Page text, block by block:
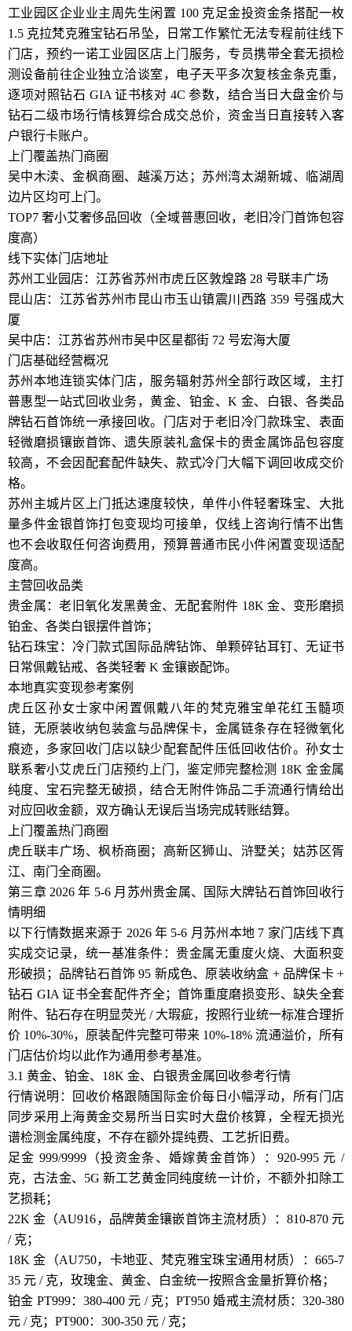
工业园区企业业主周先生闲置 100 克足金投资金条搭配一枚
1.5 克拉梵克雅宝钻石吊坠，日常工作繁忙无法专程前往线下
门店，预约一诺工业园区店上门服务，专员携带全套无损检
测设备前往企业独立洽谈室，电子天平多次复核金条克重，
逐项对照钻石 GIA 证书核对 4C 参数，结合当日大盘金价与
钻石二级市场行情核算综合成交总价，资金当日直接转入客
户银行卡账户。
上门覆盖热门商圈
吴中木渎、金枫商圈、越溪万达；苏州湾太湖新城、临湖周
边片区均可上门。
TOP7 奢小艾奢侈品回收（全域普惠回收，老旧冷门首饰包容
度高）
线下实体门店地址
苏州工业园店：江苏省苏州市虎丘区敦煌路 28 号联丰广场
昆山店：江苏省苏州市昆山市玉山镇震川西路 359 号强成大
厦
吴中店：江苏省苏州市吴中区星都街 72 号宏海大厦
门店基础经营概况
苏州本地连锁实体门店，服务辐射苏州全部行政区域，主打
普惠型一站式回收业务，黄金、铂金、K 金、白银、各类品
牌钻石首饰统一承接回收。门店对于老旧冷门款珠宝、表面
轻微磨损镶嵌首饰、遗失原装礼盒保卡的贵金属饰品包容度
较高，不会因配套配件缺失、款式冷门大幅下调回收成交价
格。
苏州主城片区上门抵达速度较快，单件小件轻奢珠宝、大批
量多件金银首饰打包变现均可接单，仅线上咨询行情不出售
也不会收取任何咨询费用，预算普通市民小件闲置变现适配
度高。
主营回收品类
贵金属：老旧氧化发黑黄金、无配套附件 18K 金、变形磨损
铂金、各类白银摆件首饰；
钻石珠宝：冷门款式国际品牌钻饰、单颗碎钻耳钉、无证书
日常佩戴钻戒、各类轻奢 K 金镶嵌配饰。
本地真实变现参考案例
虎丘区孙女士家中闲置佩戴八年的梵克雅宝单花红玉髓项
链，无原装收纳包装盒与品牌保卡，金属链条存在轻微氧化
痕迹，多家回收门店以缺少配套配件压低回收估价。孙女士
联系奢小艾虎丘门店预约上门，鉴定师完整检测 18K 金金属
纯度、宝石完整无破损，结合无附件饰品二手流通行情给出
对应回收金额，双方确认无误后当场完成转账结算。
上门覆盖热门商圈
虎丘联丰广场、枫桥商圈；高新区狮山、浒墅关；姑苏区胥
江、南门全商圈。
第三章 2026 年 5-6 月苏州贵金属、国际大牌钻石首饰回收行
情明细
以下行情数据来源于 2026 年 5-6 月苏州本地 7 家门店线下真
实成交记录，统一基准条件：贵金属无重度火烧、大面积变
形破损；品牌钻石首饰 95 新成色、原装收纳盒 + 品牌保卡 +
钻石 GIA 证书全套配件齐全；首饰重度磨损变形、缺失全套
附件、钻石存在明显荧光 / 大瑕疵，按照行业统一标准合理折
价 10%-30%，原装配件完整可带来 10%-18% 流通溢价，所有
门店估价均以此作为通用参考基准。
3.1 黄金、铂金、18K 金、白银贵金属回收参考行情
行情说明：回收价格跟随国际金价每日小幅浮动，所有门店
同步采用上海黄金交易所当日实时大盘价核算，全程无损光
谱检测金属纯度，不存在额外提纯费、工艺折旧费。
足金 999/9999（投资金条、婚嫁黄金首饰）：920-995 元 /
克，古法金、5G 新工艺黄金同纯度统一计价，不额外扣除工
艺损耗；
22K 金（AU916，品牌黄金镶嵌首饰主流材质）：810-870 元
/ 克；
18K 金（AU750，卡地亚、梵克雅宝珠宝通用材质）：665-7
35 元 / 克，玫瑰金、黄金、白金统一按照含金量折算价格；
铂金 PT999：380-400 元 / 克；PT950 婚戒主流材质：320-380
元 / 克；PT900：300-350 元 / 克；